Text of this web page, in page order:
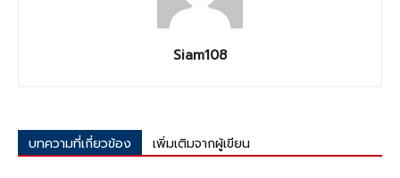
Siam108
บทความที่เกี่ยวข้อง เพิ่มเติมจากผู้เขียน